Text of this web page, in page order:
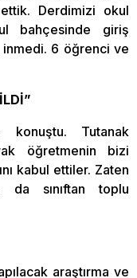
Derdimizi okul
bahçesinde giriş
inmedi. 6 öğrenci ve
Tutanak
öğretmenin bizi
kabul ettiler. Zaten
da sınıftan toplu
araştırma ve